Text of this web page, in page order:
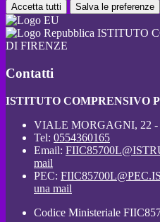
Accetta tutti Salva le preferenze
ISTITUTO
DI FIRENZE
Contatti
ISTITUTO COMPRENSIVO
VIALE MORGAGNI, 22 -
Tel: 0554360165
Email:
mail
PEC:
una mail
Codice Ministeriale